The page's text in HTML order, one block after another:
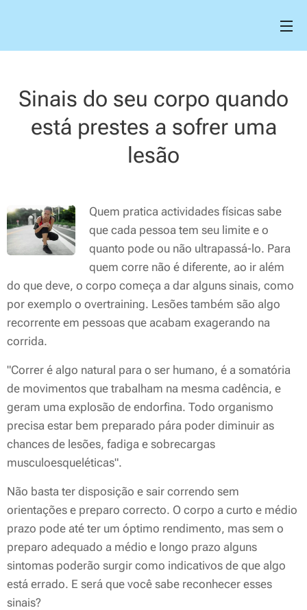
Sinais do seu corpo quando
está prestes a sofrer uma
lesão
Quem pratica actividades físicas sabe
que cada pessoa tem seu limite e o
quanto pode ou não ultrapassá-lo. Para
quem corre não é diferente, ao ir além
do que deve, o corpo começa a dar alguns sinais, como
por exemplo o overtraining. Lesões também são algo
recorrente em pessoas que acabam exagerando na
corrida.
"Correr é algo natural para o ser humano, é a somatória
de movimentos que trabalham na mesma cadência, e
geram uma explosão de endorfina. Todo organismo
precisa estar bem preparado pára poder diminuir as
chances de lesões, fadiga e sobrecargas
musculoesqueléticas".
Não basta ter disposição e sair correndo sem
orientações e preparo correcto. O corpo a curto e médio
prazo pode até ter um óptimo rendimento, mas sem o
preparo adequado a médio e longo prazo alguns
sintomas poderão surgir como indicativos de que algo
está errado. E será que você sabe reconhecer esses
sinais?